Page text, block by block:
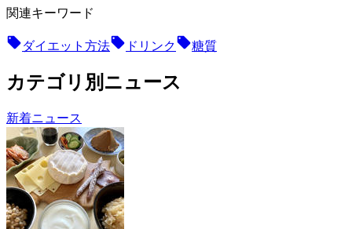
関連キーワード
ダイエット方法 ドリンク 糖質
カテゴリ別ニュース
新着ニュース